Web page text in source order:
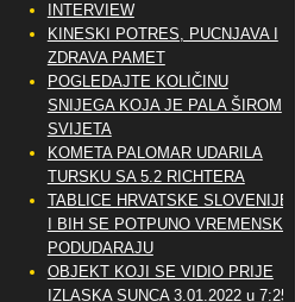
INTERVIEW
KINESKI POTRES, PUCNJAVA I
ZDRAVA PAMET
POGLEDAJTE KOLIČINU
SNIJEGA KOJA JE PALA ŠIROM
SVIJETA
KOMETA PALOMAR UDARILA
TURSKU SA 5.2 RICHTERA
TABLICE HRVATSKE SLOVENIJE
I BIH SE POTPUNO VREMENSKI
PODUDARAJU
OBJEKT KOJI SE VIDIO PRIJE
IZLASKA SUNCA 3.01.2022 u 7:25